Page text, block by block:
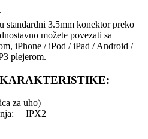
standardni 3.5mm konektor preko
možete povezati sa
iPhone / iPod / iPad / Android /
plejerom.
za uho)
IPX2